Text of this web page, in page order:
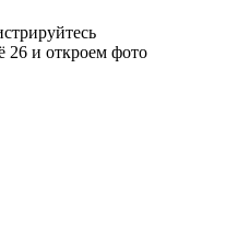
26 и откроем фото